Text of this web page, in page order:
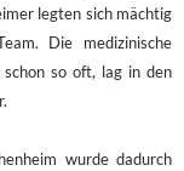
legten sich mächtig
Die medizinische
so oft, lag in den
wurde dadurch